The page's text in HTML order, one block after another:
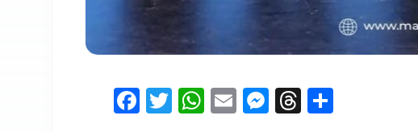
Facebook
Twitter
WhatsApp
EmailMessenger
Threads